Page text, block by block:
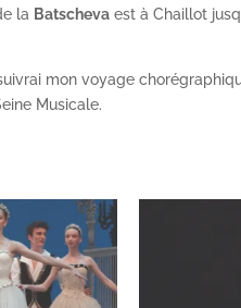
la Batscheva est à Chaillot
mon voyage
Musicale.